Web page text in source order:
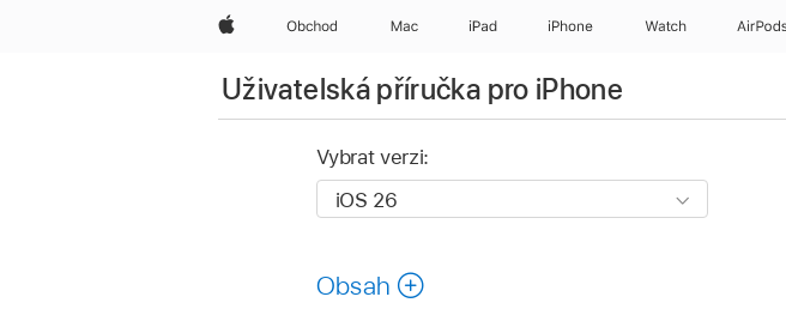
AppleObchod Mac iPad iPhone Watch
Uživatelská příručka pro iPhone
Vybrat verzi:
Obsah